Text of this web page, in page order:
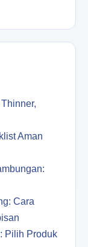
Aman
Cara
Pilih Produk